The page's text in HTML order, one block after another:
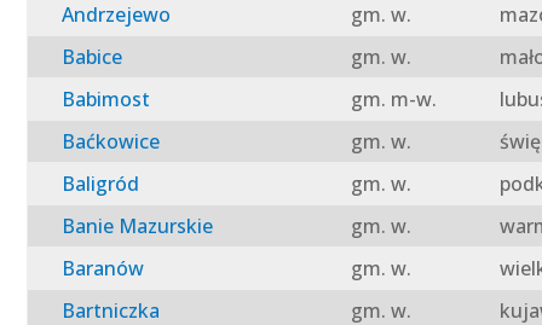
Andrzejewo
gm. w.
Babice
gm. w.
Babimost
gm. m-w.
Baćkowice
gm. w.
Baligród
gm. w.
Banie Mazurskie
gm. w.
Baranów
gm. w.
Bartniczka
gm. w.